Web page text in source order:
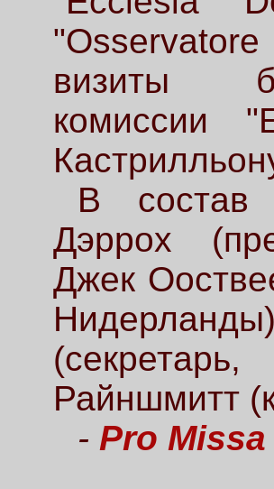
визиты
комиссии
В состав
Дэррох
Джек
Райншмитт
- Pro